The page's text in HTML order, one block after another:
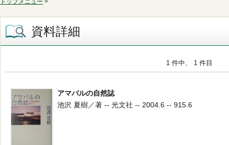
トップメニュー >
資料詳細
1 件中、 1 件目
アマバルの自然誌
池沢 夏樹／著 -- 光文社 -- 2004.6 -- 915.6